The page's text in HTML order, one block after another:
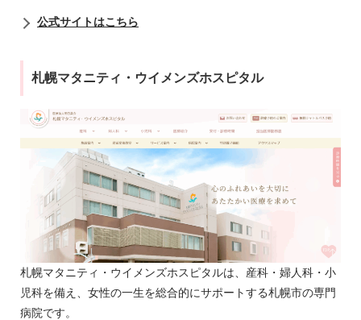
公式サイトはこちら
札幌マタニティ・ウイメンズホスピタル
札幌マタニティ・ウイメンズホスピタルは、産科・婦人科・小
児科を備え、女性の一生を総合的にサポートする札幌市の専門
病院です。